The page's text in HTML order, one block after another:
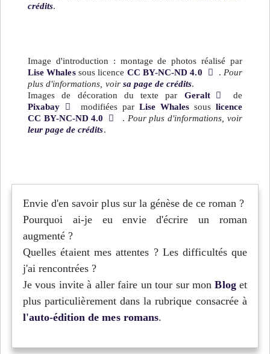
crédits.
Image d'introduction : montage de photos réalisé par
Lise Whalessous licence CC BY-NC-ND 4.0 . Pour
plus d'informations, voir sa page de crédits.
Images de décoration du texte par Geralt
de
Pixabay
modifiées par Lise Whales sous licence
CC BY-NC-ND 4.0
. Pour plus d'informations, voir
leur page de crédits.
Envie d'en savoir plus sur la génèse de ce roman ?
Pourquoi ai-je eu envie d'écrire un roman
augmenté ?
Quelles étaient mes attentes ? Les difficultés que
j'ai rencontrées ?
Je vous invite à aller faire un tour sur monBloget
plus particulièrement dans la rubrique consacrée à
l'auto-édition de mes romans.